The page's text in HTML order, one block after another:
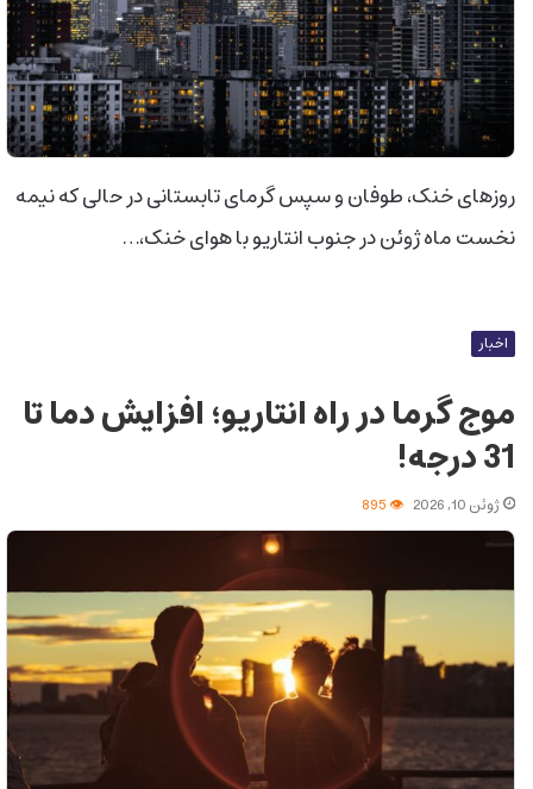
روزهای خنک، طوفان و سپس گرمای تابستانی در حالی که نیمه
نخست ماه ژوئن در جنوب انتاریو با هوای خنک،…
اخبار
موج گرما در راه انتاریو؛ افزایش دما تا
31 درجه!
ژوئن 10, 2026